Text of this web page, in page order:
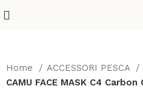
Home ACCESSORI PESCA
CAMU FACE MASK C4 Carbon